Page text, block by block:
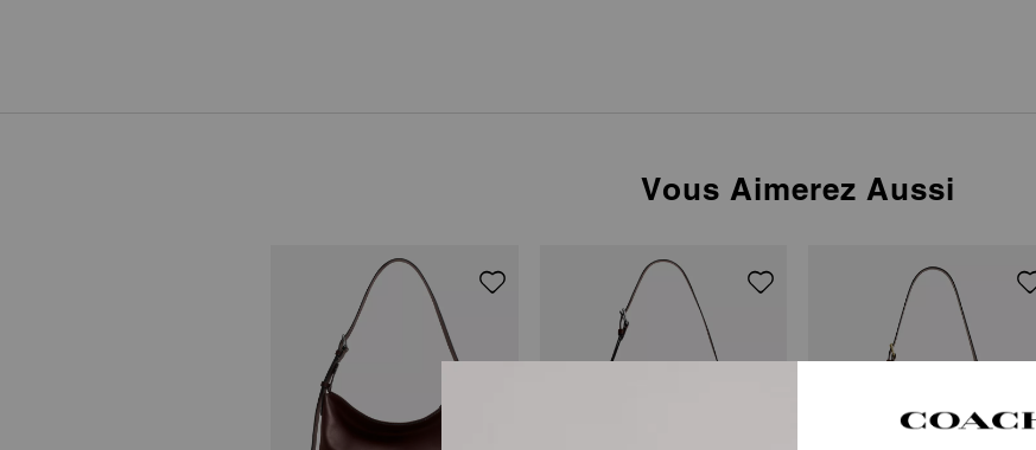
Vous Aimerez Aussi